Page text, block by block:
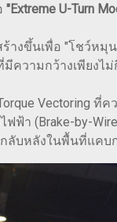
"Extreme U-Turn
างขึ้นเพื่อ "โชว์ห
ความกว้างเพียงไ
Vectoring ที่
ฟฟ้า (Brake-by-
ลับหลังในพื้นที่แคบ